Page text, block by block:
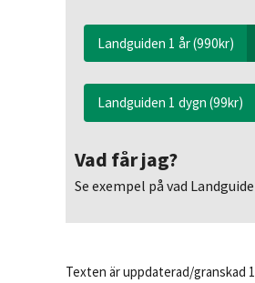
Landguiden 1 år (990kr)
Landguiden 1 dygn (99kr)
Vad får jag?
Se exempel på vad
Texten är uppdaterad/granskad